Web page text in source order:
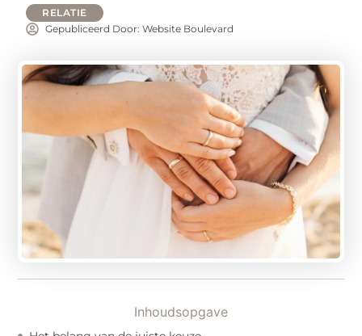
RELATIE
Gepubliceerd Door: Website Boulevard
Inhoudsopgave